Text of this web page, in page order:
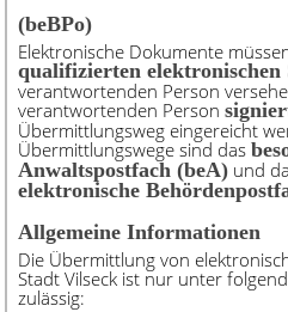
(beBPo)
Elektronische Dokumente
qualifizierten elektronischen
verantwortenden Person
verantwortenden Person
Übermittlungsweg eingereicht
Übermittlungswege sind das
Anwaltspostfach (beA) und
elektronische
Allgemeine Informationen
Die Übermittlung von
Stadt Vilseck ist nur unter
zulässig: